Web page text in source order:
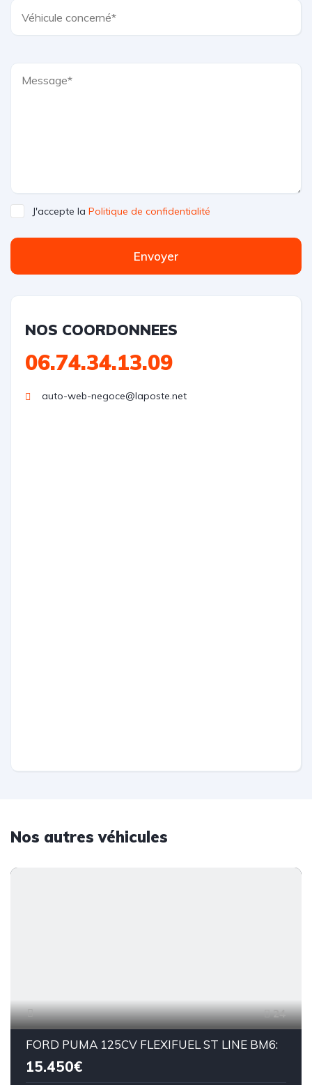
J'accepte la Politique de confidentialité
Envoyer
NOS COORDONNEES
06.74.34.13.09
auto-web-negoce@laposte.net
Nos autres véhicules
24
FORD PUMA 125CV FLEXIFUEL ST LINE BM6:
15.450€